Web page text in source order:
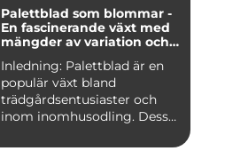
Palettblad som blommar -
En fascinerande växt med
mängder av variation och
Inledning: Palettblad är en
populär växt bland
trädgårdsentusiaster och
inom inomhusodling. Dess